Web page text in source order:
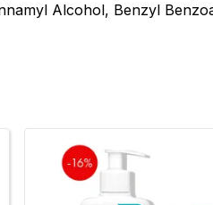
Alcohol, Benzyl